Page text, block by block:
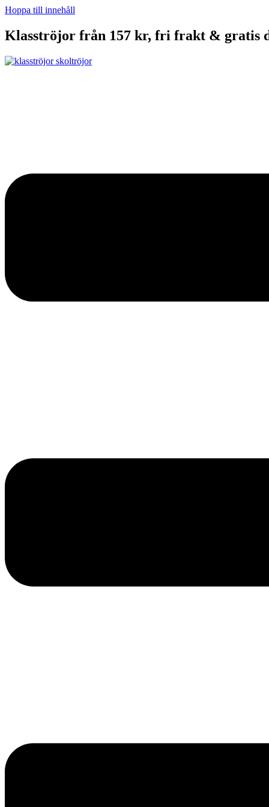
Hoppa till innehåll
Klasströjor från 157 kr, fri frakt & gratis